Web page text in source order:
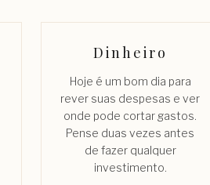
Dinheiro
Hoje é um bom dia para
rever suas despesas e ver
onde pode cortar gastos.
Pense duas vezes antes
de fazer qualquer
investimento.